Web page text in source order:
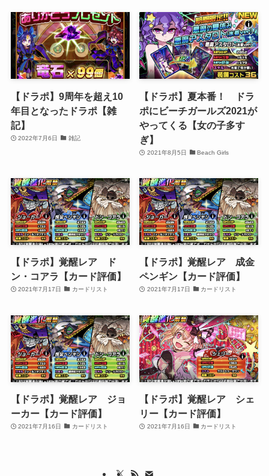
【ドラポ】9周年を超え10
年目となったドラポ【雑
記】
2022年7月6日 雑記
【ドラポ】夏本番！ ドラ
ポにビーチガールズ2021が
やってくる【女の子多す
ぎ】
2021年8月5日 Beach Girls
【ドラポ】覚醒レア ド
ン・コアラ【カード評価】
2021年7月17日 カードリスト
【ドラポ】覚醒レア 成金
ペンギン【カード評価】
2021年7月17日 カードリスト
【ドラポ】覚醒レア ジョ
ーカー【カード評価】
2021年7月16日 カードリスト
【ドラポ】覚醒レア シェ
リー【カード評価】
2021年7月16日 カードリスト